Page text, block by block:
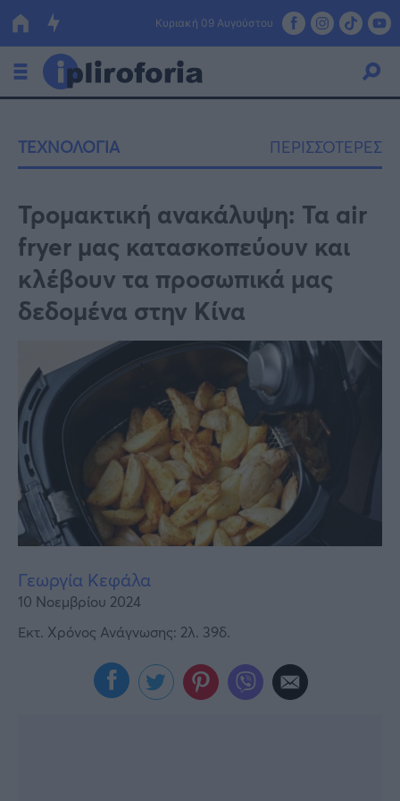
Κυριακή 09 Αυγούστου
Οικονομία
Πολιτική
Τράπεζες
Επιδοτήσεις
ΕΣΠΑ
Κόσμος
Lifestyle
Αθλητικά
Υγεία
Γυναίκα
Καιρός
ΤΕΧΝΟΛΟΓΙΑ ΠΕΡΙΣΣΟΤΕΡΕΣ
Τρομακτική ανακάλυψη: Τα air
fryer μας κατασκοπεύουν και
κλέβουν τα προσωπικά μας
δεδομένα στην Κίνα
Γεωργία Κεφάλα
10 Νοεμβρίου 2024
Εκτ. Χρόνος Ανάγνωσης: 2λ. 39δ.